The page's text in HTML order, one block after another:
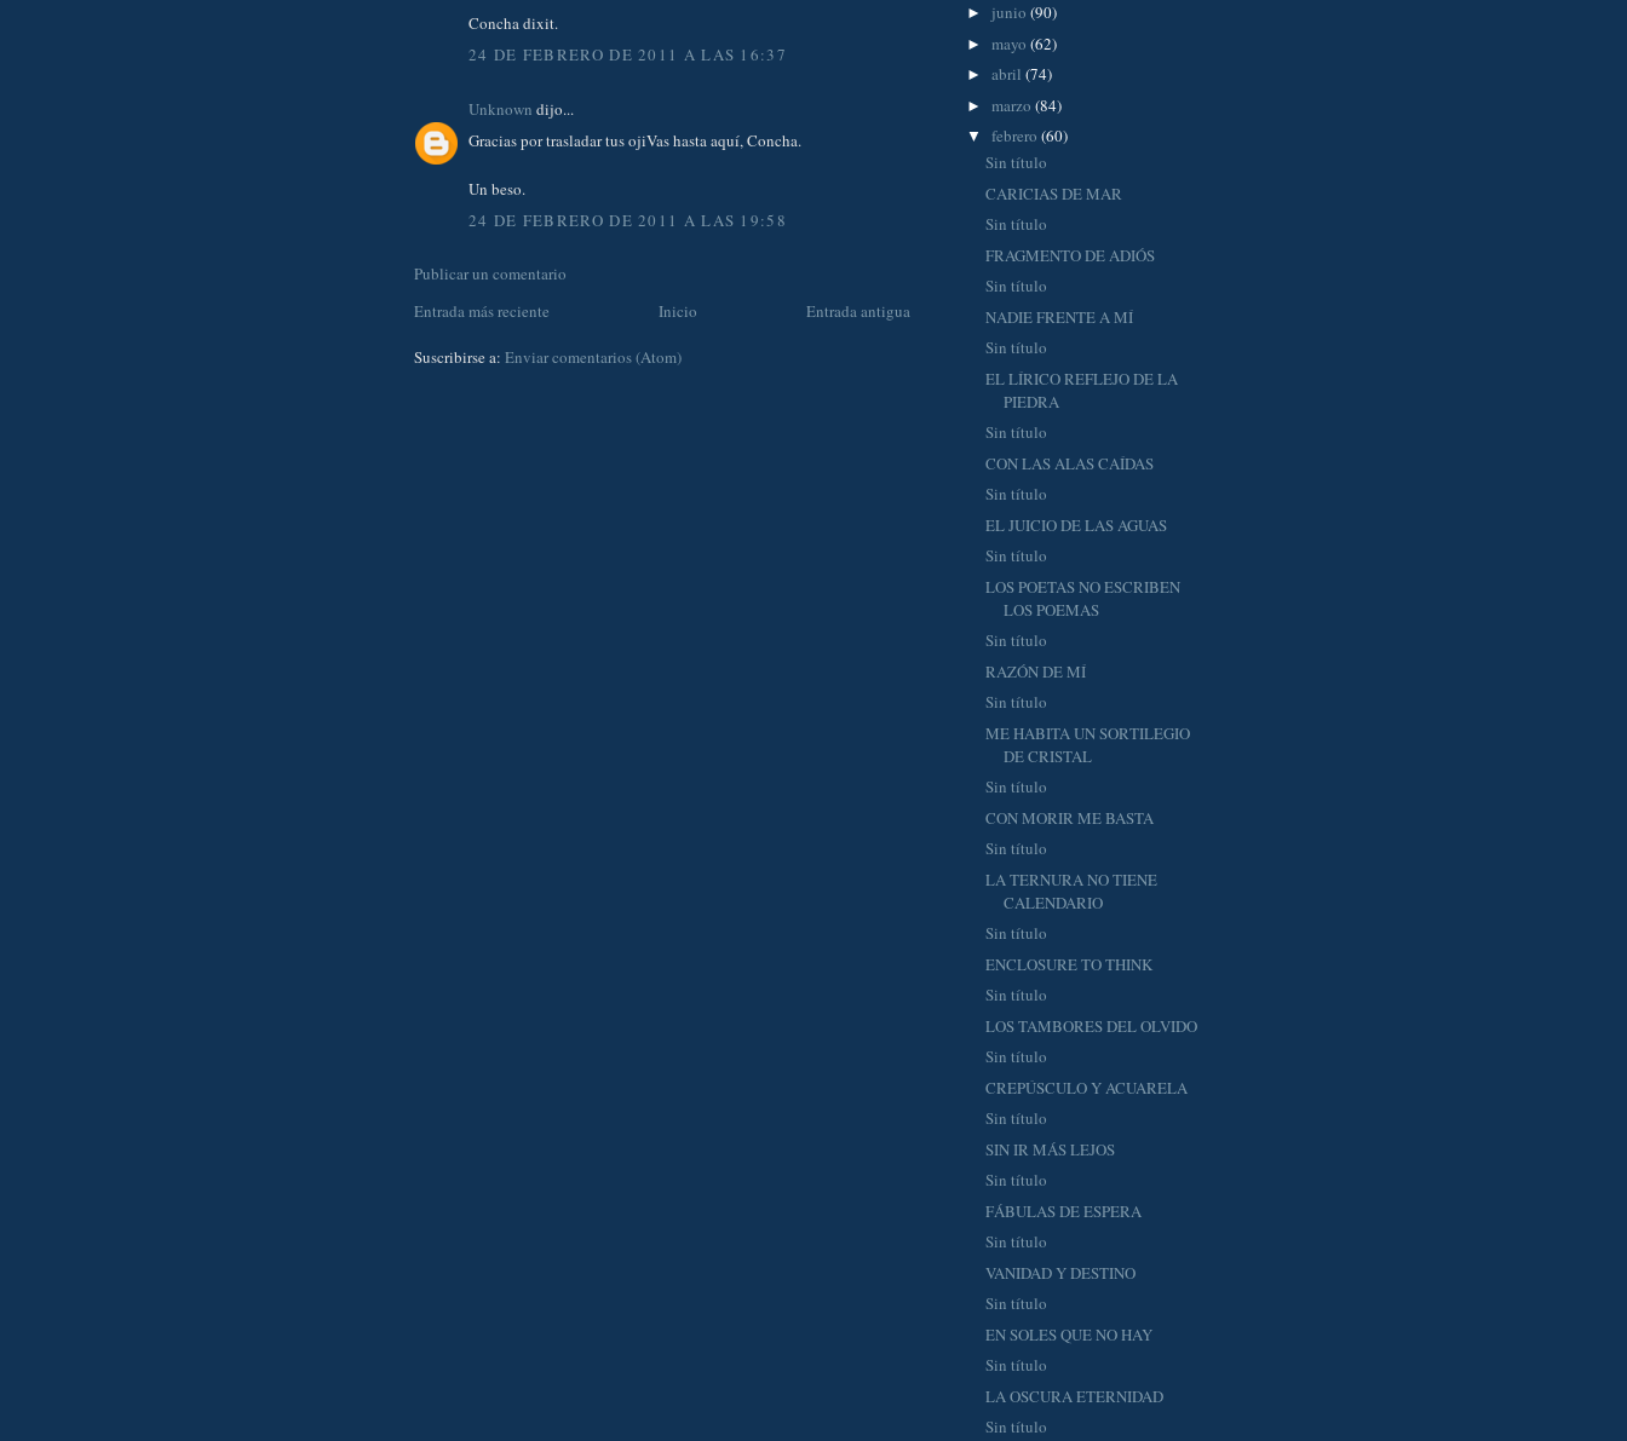
Concha dixit.
24 DE FEBRERO DE 2011 A LAS 16:37
Unknown dijo...
Gracias por trasladar tus ojiVas hasta aquí, Concha.
Un beso.
24 DE FEBRERO DE 2011 A LAS 19:58
Publicar un comentario
Entrada más reciente
Entrada antigua
Inicio
Suscribirse a: Enviar comentarios (Atom)
► junio (90)
► mayo (62)
► abril (74)
► marzo (84)
▼ febrero (60)
Sin título
CARICIAS DE MAR
Sin título
FRAGMENTO DE ADIÓS
Sin título
NADIE FRENTE A MÍ
Sin título
EL LÍRICO REFLEJO DE LA
PIEDRA
Sin título
CON LAS ALAS CAÍDAS
Sin título
EL JUICIO DE LAS AGUAS
Sin título
LOS POETAS NO ESCRIBEN
LOS POEMAS
Sin título
RAZÓN DE MÍ
Sin título
ME HABITA UN SORTILEGIO
DE CRISTAL
Sin título
CON MORIR ME BASTA
Sin título
LA TERNURA NO TIENE
CALENDARIO
Sin título
ENCLOSURE TO THINK
Sin título
LOS TAMBORES DEL OLVIDO
Sin título
CREPÚSCULO Y ACUARELA
Sin título
SIN IR MÁS LEJOS
Sin título
FÁBULAS DE ESPERA
Sin título
VANIDAD Y DESTINO
Sin título
EN SOLES QUE NO HAY
Sin título
LA OSCURA ETERNIDAD
Sin título